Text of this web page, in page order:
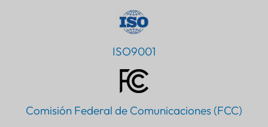
ISO9001
Comisión Federal de Comunicaciones (FCC)